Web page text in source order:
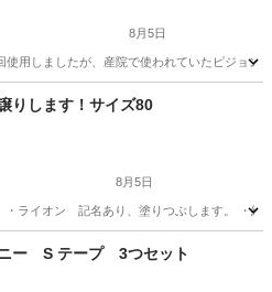
8月5日
使用しましたが、産院で使われていたピジョ
ベビー用品 哺乳瓶
りします！サイズ80
8月5日
・ライオン 記名あり、塗りつぶします。
ー S テープ 3つセット